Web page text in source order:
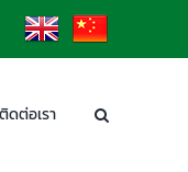
EN CN
ติดต่อเรา